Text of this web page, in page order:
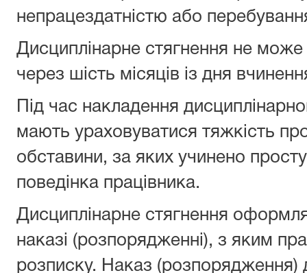
непрацездатністю або
Дисциплінарне стягнення не може
через шість місяців із дня
Під час накладення
мають ураховуватися тяжкість
обставини, за яких учинено
поведінка працівника.
Дисциплінарне стягнення
наказі (розпорядженні), з яким
розписку. Наказ (розпорядження)